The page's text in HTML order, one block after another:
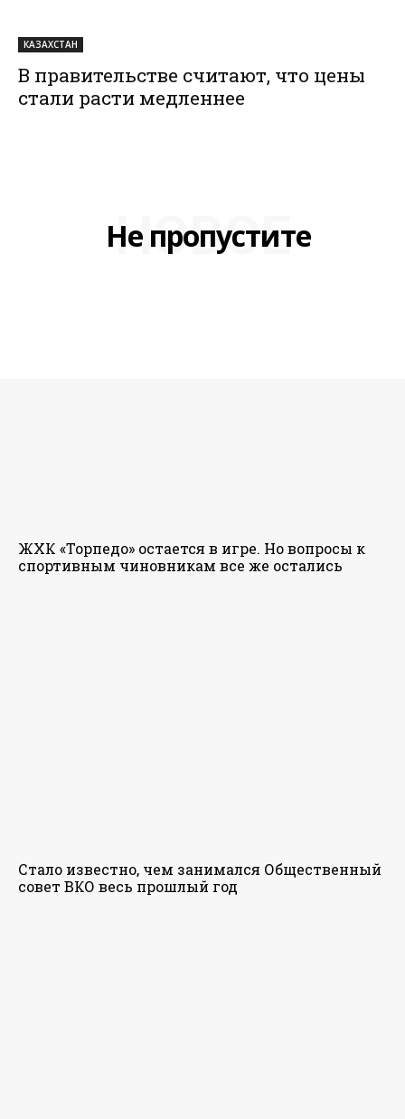
КАЗАХСТАН
В правительстве считают, что цены
стали расти медленнее
Не пропустите
НОВОЕ
ЖХК «Торпедо» остается в игре. Но вопросы к
спортивным чиновникам все же остались
Стало известно, чем занимался Общественный
совет ВКО весь прошлый год